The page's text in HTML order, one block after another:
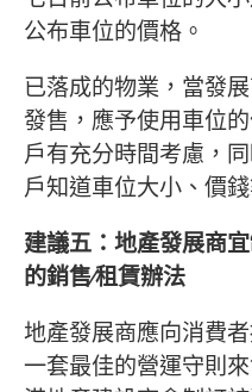
公布車位的價格。
已落成的物業，當發
發售，應予使用車位
戶有充分時間考慮，
戶知道車位大小、價
建議五：地產發展商
的銷售∕租賃辦法
地產發展商應向消費
一套最佳的營運守則